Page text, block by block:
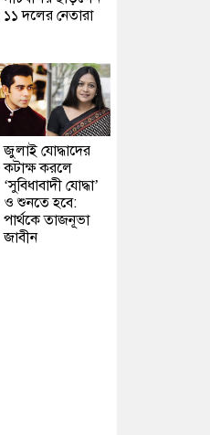
১১ দলের নেতারা
জুলাই যোদ্ধাদের
কটাক্ষ করলে
‘সুবিধাবাদী যোদ্ধা’
ও শুনতে হবে:
পার্থকে তাজনূভা
জাবীন